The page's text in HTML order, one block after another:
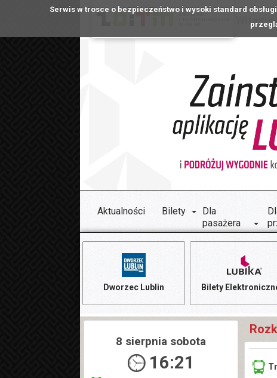
Serwis w trosce o bezpieczeństwo i wysoki standard
Aktualności Bilety
Dla
pasażera
Dworzec Lublin Bilety
8 sierpnia sobota
16:21